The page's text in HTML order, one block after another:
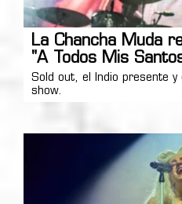
La Chancha Muda
"A Todos Mis
Sold out, el Indio presente y
show.